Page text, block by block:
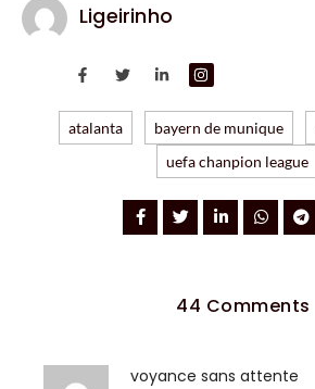
Ligeirinho
atalanta bayern de munique
uefa chanpion league
44 Comments
voyance sans attente